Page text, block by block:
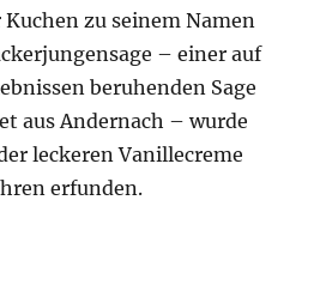
zu seinem Namen
– einer auf
beruhenden Sage
aus Andernach – wurde
leckeren Vanillecreme
erfunden.